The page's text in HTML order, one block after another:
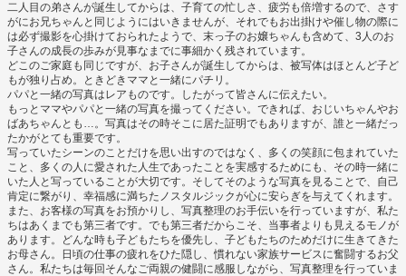
二人目の弟さんが誕生してからは、子育ての忙しさ、疲労も倍増するので、さす
がにお兄ちゃんと同じようにはいきませんが、それでもお出掛けや催し物の際に
は必ず撮影を心掛けておられたようで、末っ子のお嬢ちゃんも含めて、3人のお
子さんの成長の歩みが見事なまでに事細かく残されています。
どこのご家庭も同じですが、お子さんが誕生してからは、被写体はほとんど子ど
もが独り占め。ときどきママと一緒にパチリ。
パパと一緒の写真はレアものです。したがって皆さんに伝えたい。
もっとママやパパと一緒の写真を撮ってください。できれば、おじいちゃんやお
ばあちゃんとも…。写真はその時そこに居た証明でもありますが、誰と一緒だっ
たかがとても重要です。
写っていたシーンのことだけを思い出すのではなく、多くの笑顔に包まれていた
こと、多くの人に愛された人生であったことを実感するためにも、その時一緒に
いた人と写っていることが大切です。そしてそのような写真を見ることで、自己
肯定に繋がり、幸福感に満ちたノスタルジックが心に安らぎを与えてくれます。
また、お客様の写真をお預かりし、写真整理のお手伝いを行っていますが、私た
ちはあくまでも第三者です。でも第三者だからこそ、当事者よりも見えるモノが
あります。どんな時も子どもたちを優先し、子どもたちのためだけに生きてきた
お母さん。日頃の仕事の疲れをひた隠し、慣れない家族サービスに奮闘するお父
さん。私たちは毎回そんなご両親の健闘に感服しながら、写真整理を行っていま